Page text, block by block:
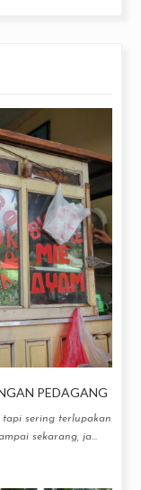
PEDAGANG
sering terlupakan
sekarang, ja...